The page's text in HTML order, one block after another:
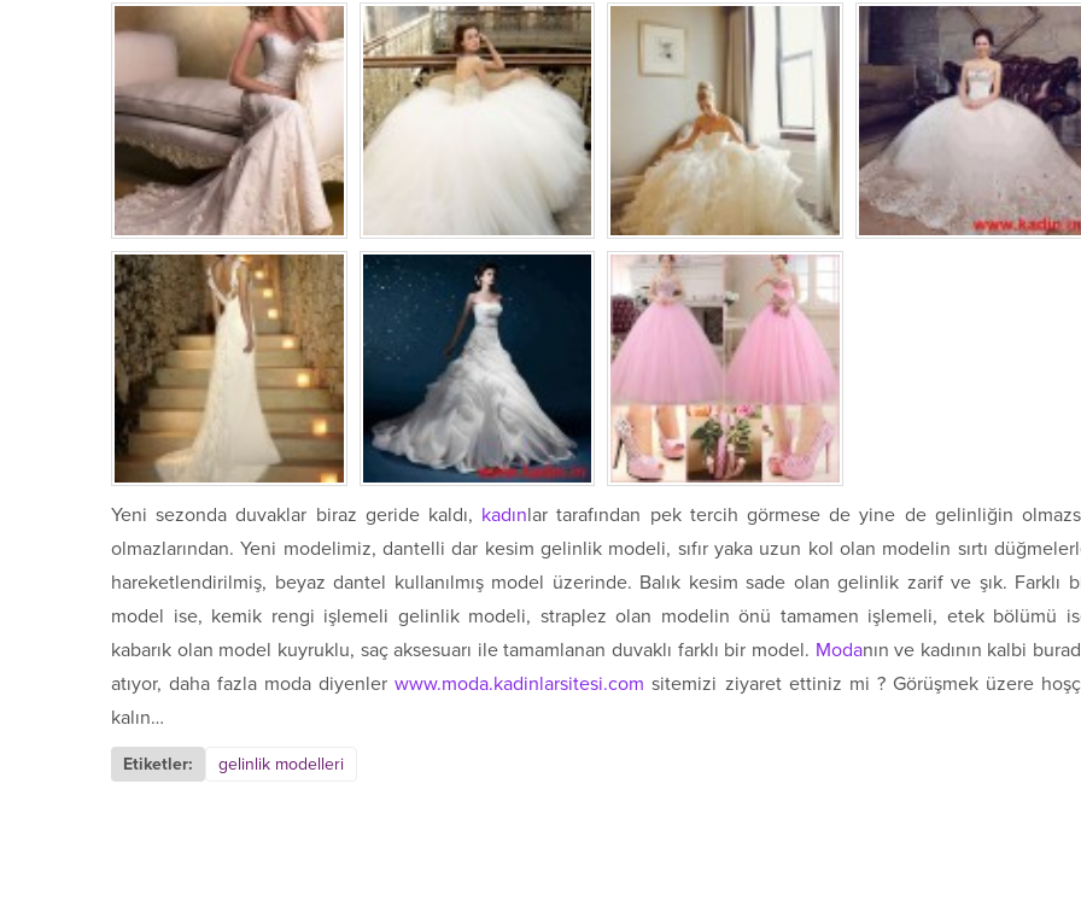
Yeni sezonda duvaklar biraz geride kaldı, kadınlar tarafından pek tercih görmese de yine de gelinliğin
olmazlarından. Yeni modelimiz, dantelli dar kesim gelinlik modeli, sıfır yaka uzun kol olan modelin sırtı
hareketlendirilmiş, beyaz dantel kullanılmış model üzerinde. Balık kesim sade olan gelinlik zarif ve şık. Farklı
model ise, kemik rengi işlemeli gelinlik modeli, straplez olan modelin önü tamamen işlemeli, etek bölümü
kabarık olan model kuyruklu, saç aksesuarı ile tamamlanan duvaklı farklı bir model. Modanın ve kadının kalbi
atıyor, daha fazla moda diyenlerwww.moda.kadinlarsitesi.com sitemizi ziyaret ettiniz mi ? Görüşmek üzere
kalın…
Etiketler: gelinlik modelleri